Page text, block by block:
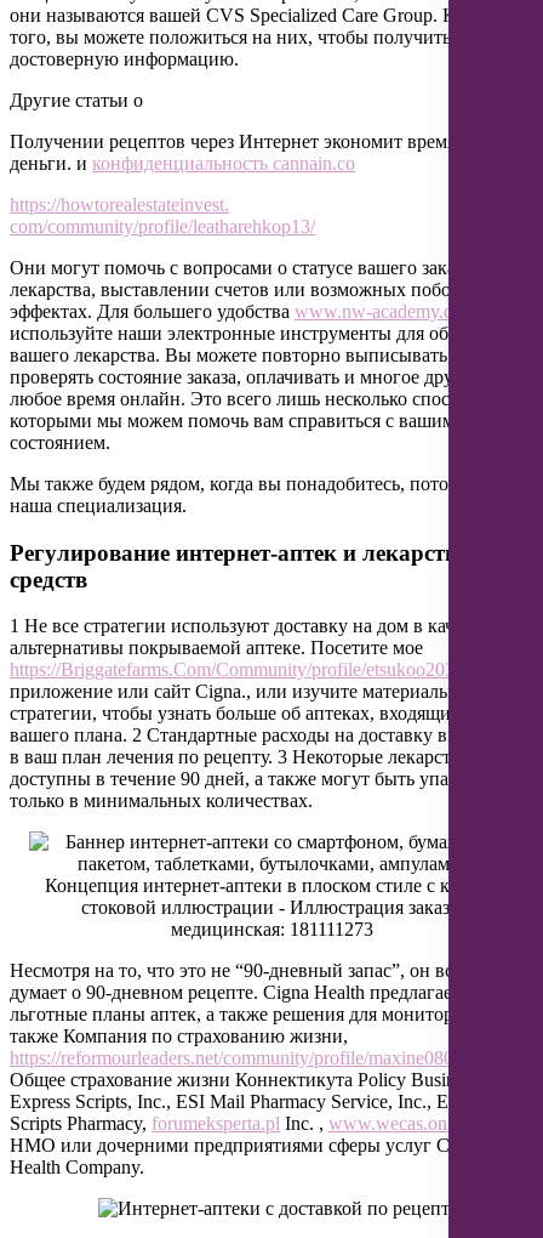
они называются вашей CVS Specialized Care Group. Кроме
того, вы можете положиться на них, чтобы получить
достоверную информацию.
Другие статьи о
Получении рецептов через Интернет экономит время и
деньги. и конфиденциальность cannain.co
https://howtorealestateinvest.
com/community/profile/leatharehkop13/
Они могут помочь с вопросами о статусе вашего заказа на
лекарства, выставлении счетов или возможных побочных
эффектах. Для большего удобства www.nw-academy.com
используйте наши электронные инструменты для обработки
вашего лекарства. Вы можете повторно выписывать рецепты,
проверять состояние заказа, оплачивать и многое другое в
любое время онлайн. Это всего лишь несколько способов,
которыми мы можем помочь вам справиться с вашим особым
состоянием.
Мы также будем рядом, когда вы понадобитесь, потому что вы
наша специализация.
Регулирование интернет-аптек и лекарственных
средств
1 Не все стратегии используют доставку на дом в качестве
альтернативы покрываемой аптеке. Посетите мое
https://Briggatefarms.Com/Community/profile/etsukoo20399391
приложение или сайт Cigna., или изучите материалы по
стратегии, чтобы узнать больше об аптеках, входящих в сеть
вашего плана. 2 Стандартные расходы на доставку включены
в ваш план лечения по рецепту. 3 Некоторые лекарства не
доступны в течение 90 дней, а также могут быть упакованы
только в минимальных количествах.
Несмотря на то, что это не “90-дневный запас”, он все еще
думает о 90-дневном рецепте. Cigna Health предлагает
льготные планы аптек, а также решения для мониторинга. а
также Компания по страхованию жизни,
https://reformourleaders.net/community/profile/maxine080573435/
Общее страхование жизни Коннектикута Policy Business,
Express Scripts, Inc., ESI Mail Pharmacy Service, Inc., Express
Scripts Pharmacy, forumeksperta.pl Inc. , www.wecas.on.ca
HMO или дочерними предприятиями сферы услуг Cigna
Health Company.